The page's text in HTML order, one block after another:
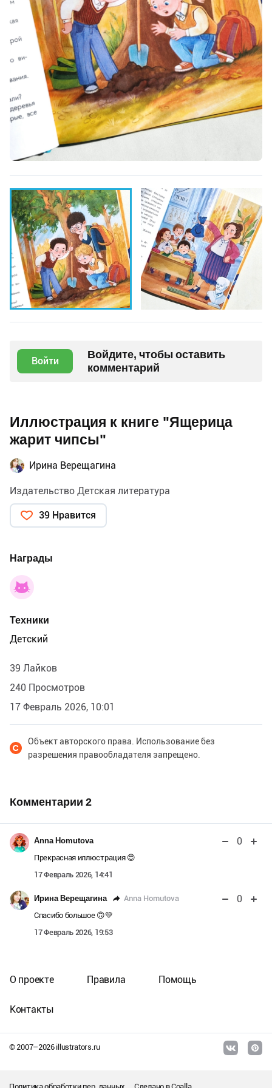
Войти
Войдите, чтобы оставить
комментарий
Иллюстрация к книге "Ящерица
жарит чипсы"
Ирина Верещагина
Издательство Детская литература
39 Нравится
Награды
Техники
Детский
39 Лайков
240 Просмотров
17 Февраль 2026, 10:01
Объект авторского права. Использование без
разрешения правообладателя запрещено.
Комментарии 2
Anna Homutova 0
Прекрасная иллюстрация 😍
17 Февраль 2026, 14:41
Ирина Верещагина Anna Homutova 0
Спасибо большое 🙃💚
17 Февраль 2026, 19:53
© 2007–2026illustrators.ru
О проекте Правила Помощь
Контакты